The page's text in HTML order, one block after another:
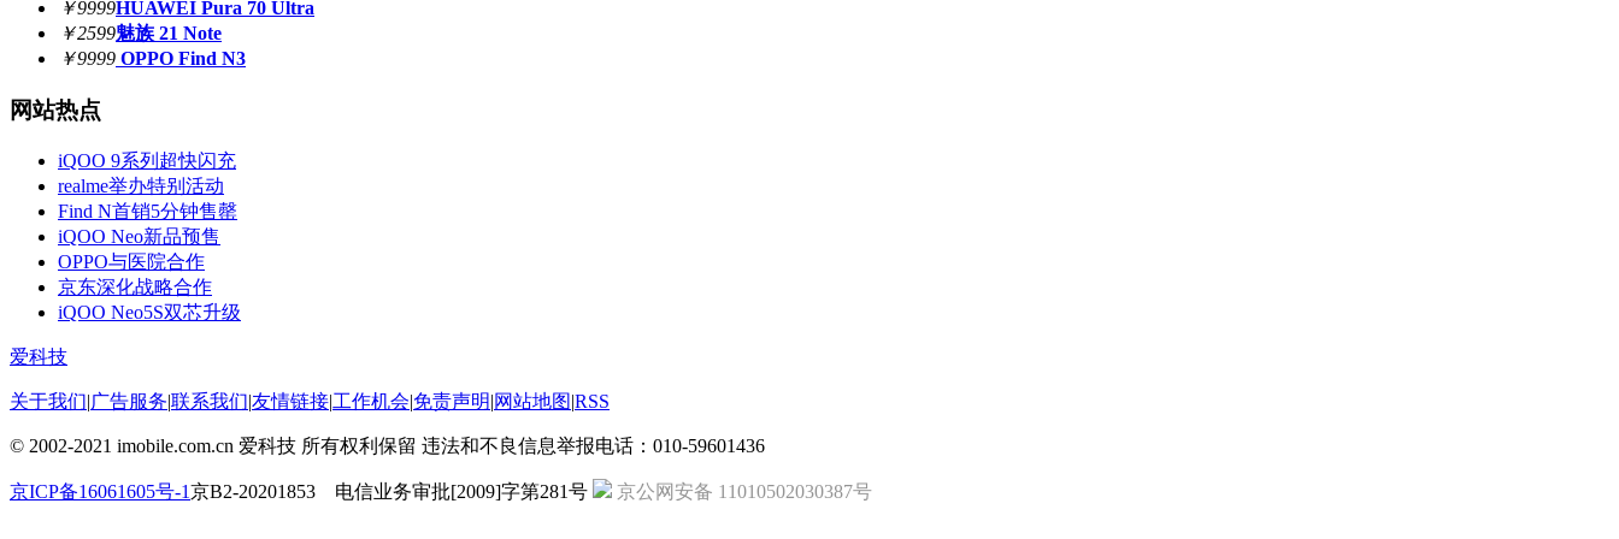
￥9999HUAWEI Pura 70 Ultra
￥2599魅族 21 Note
￥9999 OPPO Find N3
网站热点
iQOO 9系列超快闪充
realme举办特别活动
Find N首销5分钟售罄
iQOO Neo新品预售
OPPO与医院合作
京东深化战略合作
iQOO Neo5S双芯升级
爱科技
关于我们|广告服务|联系我们|友情链接|工作机会|免责声明|网站地图|RSS
© 2002-2021 imobile.com.cn 爱科技 所有权利保留 违法和不良信息举报电话：010-59601436
京ICP备16061605号-1京B2-20201853 电信业务审批[2009]字第281号 京公网安备 11010502030387号